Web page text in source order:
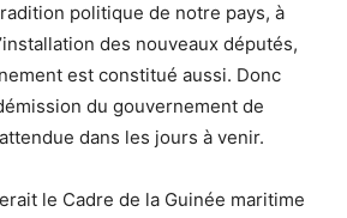
politique de notre pays, à
des nouveaux députés,
est constitué aussi. Donc
du gouvernement de
dans les jours à venir.
le Cadre de la Guinée maritime